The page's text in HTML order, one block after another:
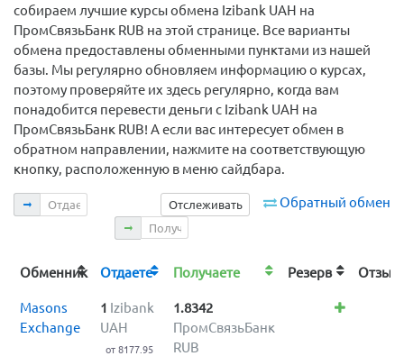
собираем лучшие курсы обмена Izibank UAH на
ПромСвязьБанк RUB на этой странице. Все варианты
обмена предоставлены обменными пунктами из нашей
базы. Мы регулярно обновляем информацию о курсах,
поэтому проверяйте их здесь регулярно, когда вам
понадобится перевести деньги с Izibank UAH на
ПромСвязьБанк RUB! А если вас интересует обмен в
обратном направлении, нажмите на соответствующую
кнопку, расположенную в меню сайдбара.
Обратный обмен
Отслеживать
Отдаете
Получаете
Обменник Отдаете Получаете Резерв
Masons
Exchange
1 Izibank
UAH
от 8177.95
1.8342
ПромСвязьБанк
RUB